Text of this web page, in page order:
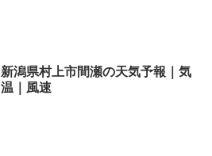
新潟県村上市間瀬の天気予報｜気
温｜風速